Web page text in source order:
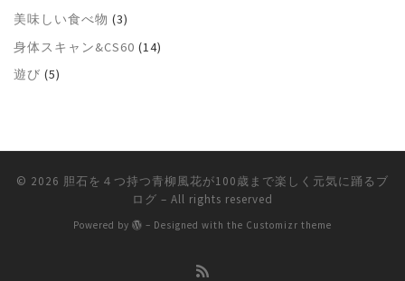
美味しい食べ物 (3)
身体スキャン&CS60 (14)
遊び (5)
© 2026 胆石を４つ持つ青柳風花が100歳まで楽しく元気に踊るブ
ログ – All rights reserved
Powered by – Designed with the Customizr theme